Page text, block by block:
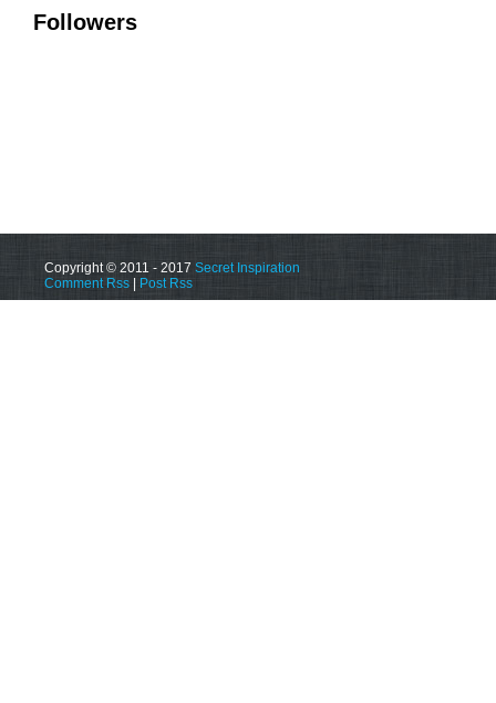
Followers
Copyright © 2011 - 2017 Secret Inspiration
Comment Rss
Post Rss